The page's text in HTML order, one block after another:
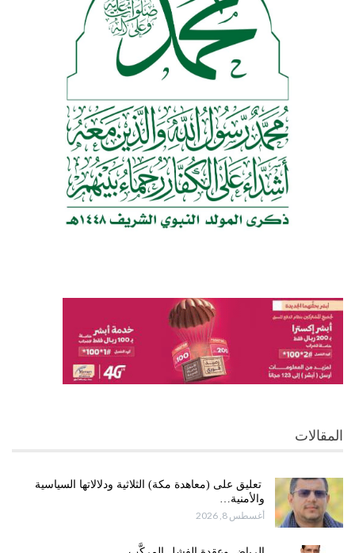
المقالات
تعليق على (معاهدة مكة) الثلاثية ودلالاتها السياسية
والأمنية…
أغسطس 8, 2026